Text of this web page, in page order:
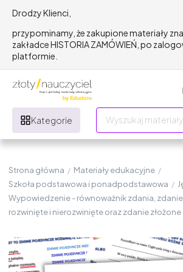
Drodzy Klienci,
przypominamy, że zakupione materiały
zakładce HISTORIA ZAMÓWIEŃ, po
platformie.
Kategorie
Strona główna / Materiały edukacyjne /
Szkoła podstawowa i ponadpodstawowa /
Wypowiedzenie - równoważnik zdania,
rozwinięte i nierozwinięte oraz zdanie złożone